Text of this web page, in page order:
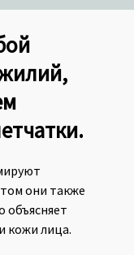
они также
объясняет
кожи лица.